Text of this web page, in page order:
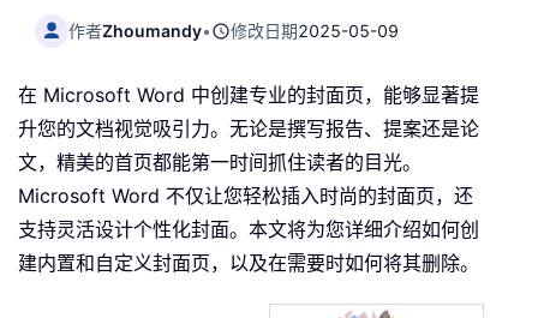
作者Zhoumandy• 修改日期2025-05-09
在 Microsoft Word 中创建专业的封面页，能够显著提
升您的文档视觉吸引力。无论是撰写报告、提案还是论
文，精美的首页都能第一时间抓住读者的目光。
Microsoft Word 不仅让您轻松插入时尚的封面页，还
支持灵活设计个性化封面。本文将为您详细介绍如何创
建内置和自定义封面页，以及在需要时如何将其删除。